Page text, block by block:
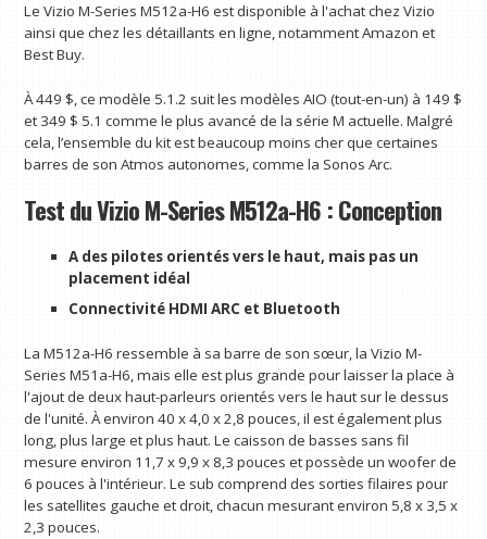
Le Vizio M-Series M512a-H6 est disponible à l'achat chez Vizio
ainsi que chez les détaillants en ligne, notamment Amazon et
Best Buy.
À 449 $, ce modèle 5.1.2 suit les modèles AIO (tout-en-un) à 149 $
et 349 $ 5.1 comme le plus avancé de la série M actuelle. Malgré
cela, l’ensemble du kit est beaucoup moins cher que certaines
barres de son Atmos autonomes, comme la Sonos Arc.
Test du Vizio M-Series M512a-H6 : Conception
A des pilotes orientés vers le haut, mais pas un
placement idéal
Connectivité HDMI ARC et Bluetooth
La M512a-H6 ressemble à sa barre de son sœur, la Vizio M-
Series M51a-H6, mais elle est plus grande pour laisser la place à
l'ajout de deux haut-parleurs orientés vers le haut sur le dessus
de l'unité. À environ 40 x 4,0 x 2,8 pouces, il est également plus
long, plus large et plus haut. Le caisson de basses sans fil
mesure environ 11,7 x 9,9 x 8,3 pouces et possède un woofer de
6 pouces à l'intérieur. Le sub comprend des sorties filaires pour
les satellites gauche et droit, chacun mesurant environ 5,8 x 3,5 x
2,3 pouces.